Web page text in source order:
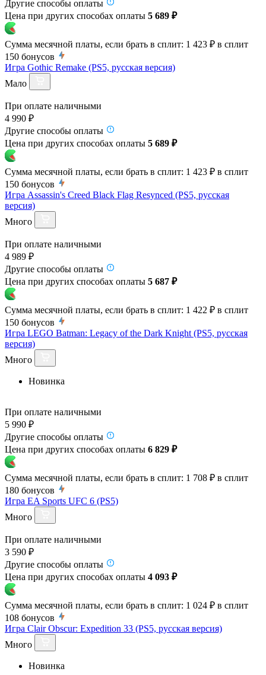
Другие способы оплаты
Цена при других способах оплаты 5 689 ₽
Сумма месячной платы, если брать в сплит: 1 423 ₽ в сплит
150 бонусов
Игра Gothic Remake (PS5, русская версия)
Мало
При оплате наличными
4 990 ₽
Другие способы оплаты
Цена при других способах оплаты 5 689 ₽
Сумма месячной платы, если брать в сплит: 1 423 ₽ в сплит
150 бонусов
Игра Assassin's Creed Black Flag Resynced (PS5, русская
версия)
Много
При оплате наличными
4 989 ₽
Другие способы оплаты
Цена при других способах оплаты 5 687 ₽
Сумма месячной платы, если брать в сплит: 1 422 ₽ в сплит
150 бонусов
Игра LEGO Batman: Legacy of the Dark Knight (PS5, русская
версия)
Много
Новинка
При оплате наличными
5 990 ₽
Другие способы оплаты
Цена при других способах оплаты 6 829 ₽
Сумма месячной платы, если брать в сплит: 1 708 ₽ в сплит
180 бонусов
Игра EA Sports UFC 6 (PS5)
Много
При оплате наличными
3 590 ₽
Другие способы оплаты
Цена при других способах оплаты 4 093 ₽
Сумма месячной платы, если брать в сплит: 1 024 ₽ в сплит
108 бонусов
Игра Clair Obscur: Expedition 33 (PS5, русская версия)
Много
Новинка